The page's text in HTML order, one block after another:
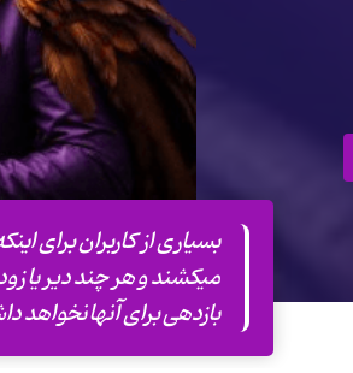
بسیاری از کاربران برای
میکشند و هر چند دیر یا
بازدهی برای آنها نخواهد